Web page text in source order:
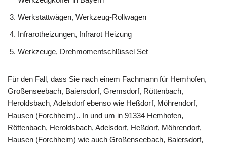
Werkstattwägen, Werkzeug-Rollwagen
Infrarotheizungen, Infrarot Heizung
Werkzeuge, Drehmomentschlüssel Set
Für den Fall, dass Sie nach einem Fachmann für Hemhofen,
Großenseebach, Baiersdorf, Gremsdorf, Röttenbach,
Heroldsbach, Adelsdorf ebenso wie Heßdorf, Möhrendorf,
Hausen (Forchheim).. In und um in 91334 Hemhofen,
Röttenbach, Heroldsbach, Adelsdorf, Heßdorf, Möhrendorf,
Hausen (Forchheim) wie auch Großenseebach, Baiersdorf,